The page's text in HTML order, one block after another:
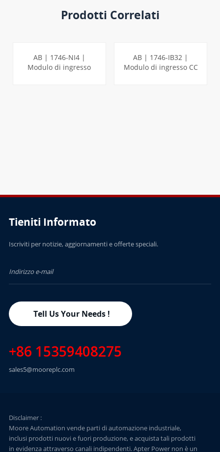
Prodotti Correlati
AB | 1746-NI4 |
Modulo di ingresso
AB | 1746-IB32 |
Modulo di ingresso CC
Tieniti Informato
Iscriviti per notizie, aggiornamenti e offerte speciali.
Tell Us Your Needs !
+86 15359408275
sales5@mooreplc.com
Disclaimer :
Moore Automation vende parti di automazione industriale,
inclusi prodotti nuovi e fuori produzione, e acquista tali prodotti
in evidenza attraverso canali indipendenti. Apter Power non è un